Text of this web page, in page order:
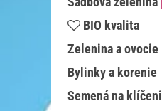
BIO kvalita
Zelenina a ovocie
Bylinky a korenie
Semená na